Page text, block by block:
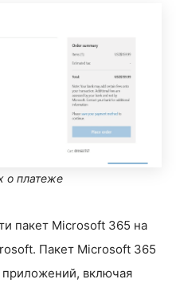
о платеже
пакет Microsoft 365 на
Пакет Microsoft 365
включая